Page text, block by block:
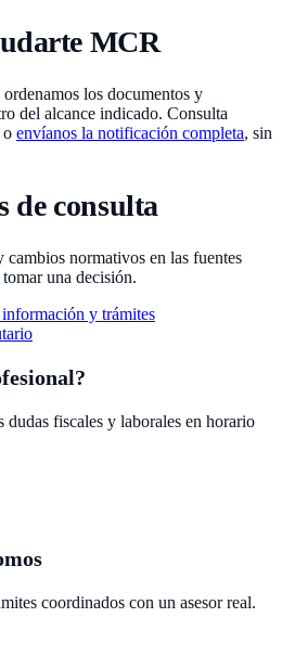
MCR
los documentos y
del alcance indicado. Consulta
o envíanos la notificación completa, sin
de consulta
cambios normativos en las fuentes
una decisión.
y trámites
dudas fiscales y laborales en horario
coordinados con un asesor real.